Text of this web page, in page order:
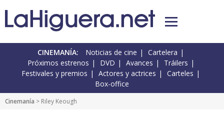
CINEMANÍA: Noticias de cine
Cartelera
Próximos estrenos
DVD Avances
Tráilers
Festivales y premios
Actores y actrices
Carteles
Box-office
Cinemanía > Riley Keough